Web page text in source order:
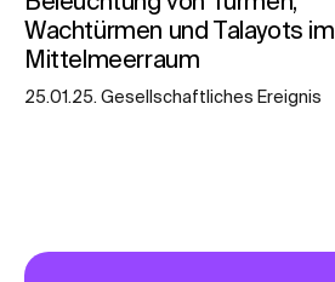
Wachtürmen und Talayots im
Mittelmeerraum
25.01.25. Gesellschaftliches Ereignis